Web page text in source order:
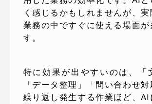
く感じるかもしれませんが、実
業務の中ですぐに使える場面が
す。
特に効果が出やすいのは、「
「データ整理」「問い合わせ対
繰り返し発生する作業ほど、AI